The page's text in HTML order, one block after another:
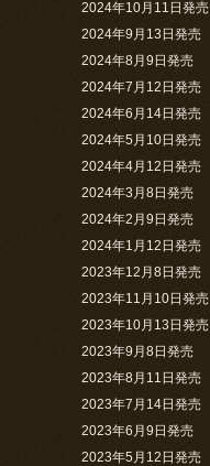
2024年10月11日発売
2024年9月13日発売
2024年8月9日発売
2024年7月12日発売
2024年6月14日発売
2024年5月10日発売
2024年4月12日発売
2024年3月8日発売
2024年2月9日発売
2024年1月12日発売
2023年12月8日発売
2023年11月10日発売
2023年10月13日発売
2023年9月8日発売
2023年8月11日発売
2023年7月14日発売
2023年6月9日発売
2023年5月12日発売